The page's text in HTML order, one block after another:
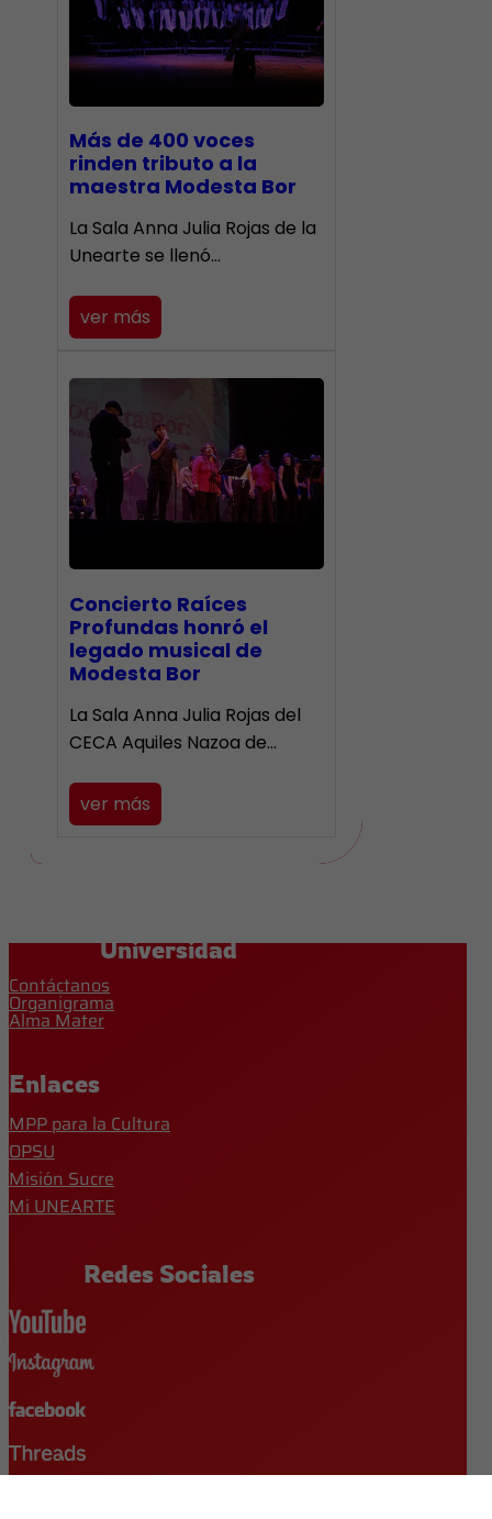
Más de 400 voces
rinden tributo a la
maestra Modesta Bor
​La Sala Anna Julia Rojas de la
Unearte se llenó…
ver más
​Concierto Raíces
Profundas honró el
legado musical de
Modesta Bor
La Sala Anna Julia Rojas del
CECA Aquiles Nazoa de…
ver más
Universidad
Contáctanos
Organigrama
Alma Mater
Enlaces
MPP para la Cultura
OPSU
Misión Sucre
Mi UNEARTE
Redes Sociales